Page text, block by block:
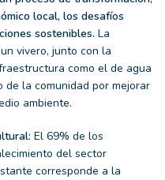
local, los desafíos
sostenibles. La
vivero, junto con la
como el de agua
de la comunidad por mejorar
ambiente.
El 69% de los
del sector
corresponde a la